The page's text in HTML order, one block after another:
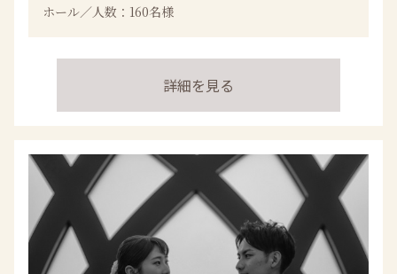
ホール／人数：160名様
詳細を見る